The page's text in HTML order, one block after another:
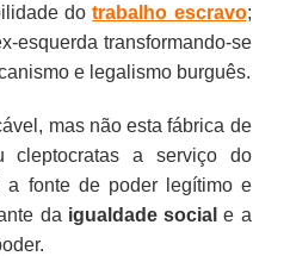
dotrabalho escravo;
esquerda transformando-se
e legalismo burguês.
mas não esta fábrica de
cleptocratas a serviço do
a fonte de poder legítimo e
da igualdade social e a